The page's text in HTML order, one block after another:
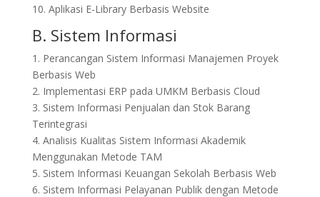
10. Aplikasi E-Library Berbasis Website
B. Sistem Informasi
1. Perancangan Sistem Informasi Manajemen Proyek
Berbasis Web
2. Implementasi ERP pada UMKM Berbasis Cloud
3. Sistem Informasi Penjualan dan Stok Barang
Terintegrasi
4. Analisis Kualitas Sistem Informasi Akademik
Menggunakan Metode TAM
5. Sistem Informasi Keuangan Sekolah Berbasis Web
6. Sistem Informasi Pelayanan Publik dengan Metode